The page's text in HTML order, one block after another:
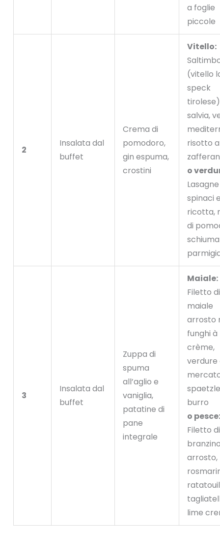
a foglie
piccole
2
Insalata dal
buffet
Crema di
pomodoro,
gin espuma,
crostini
Vitello:
(vitello
speck
salvia,
risotto
o
spinaci
ricotta,
di
3
Insalata dal
buffet
Zuppa di
spuma
all’aglio e
vaniglia,
patatine di
pane
integrale
Maiale:
Filetto di
maiale
arrosto
funghi à
crème,
verdure
burro
o pesce:
Filetto di
arrosto,
lime